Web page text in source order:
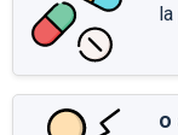
o